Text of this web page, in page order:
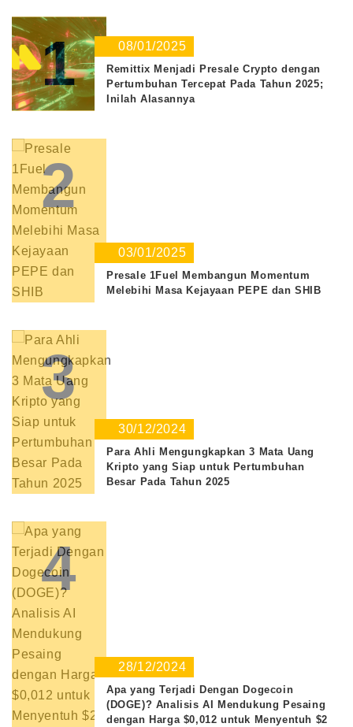
1 08/01/2025
Remittix Menjadi Presale Crypto dengan
Pertumbuhan Tercepat Pada Tahun 2025;
Inilah Alasannya
2
03/01/2025
Presale 1Fuel Membangun Momentum
Melebihi Masa Kejayaan PEPE dan SHIB
3
30/12/2024
Para Ahli Mengungkapkan 3 Mata Uang
Kripto yang Siap untuk Pertumbuhan
Besar Pada Tahun 2025
4
28/12/2024
Apa yang Terjadi Dengan Dogecoin
(DOGE)? Analisis AI Mendukung Pesaing
dengan Harga $0,012 untuk Menyentuh $2